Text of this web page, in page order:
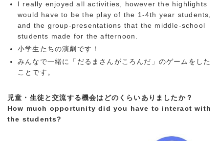
I really enjoyed all activities, however the highlights
would have to be the play of the 1-4th year students,
and the group-presentations that the middle-school
students made for the afternoon.
小学生たちの演劇です！
みんなで一緒に「だるまさんがころんだ」のゲームをした
ことです。
児童・生徒と交流する機会はどのくらいありましたか？
How much opportunity did you have to interact with
the students?